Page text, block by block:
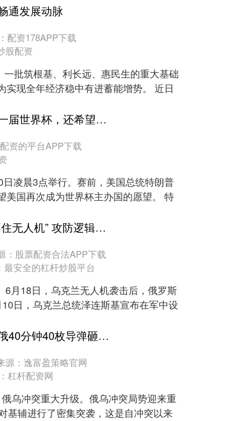
通发展动脉
配资178APP下载
股配资
批筑根基、利长远、惠民生的重大基础
现全年经济稳中有进蓄能增势。 近日
涨中宝配资 特朗普憧憬美国再办一届世界杯，还希望拉上中国合办 提议中美联合举办
资的平台APP下载
凌晨3点举行。赛前，美国总统特朗普
美国再次成为世界杯主办国的愿望。 特
国信配资网APP下载 俄为何“拦不住无人机” 攻防逻辑错位
：股票配资合法APP下载
最安全的杠杆炒股平台
6月18日，乌克兰无人机袭击后，俄罗斯
日，乌克兰总统泽连斯基宣布在军中设
炒股配资平台APP下载 如何看待俄40分钟40枚导弹砸向基辅 俄乌冲突重大升级
源：逸富盈策略官网
杠杆配资网
乌冲突重大升级。俄乌冲突局势迎来重
基辅进行了密集突袭，这是自冲突以来